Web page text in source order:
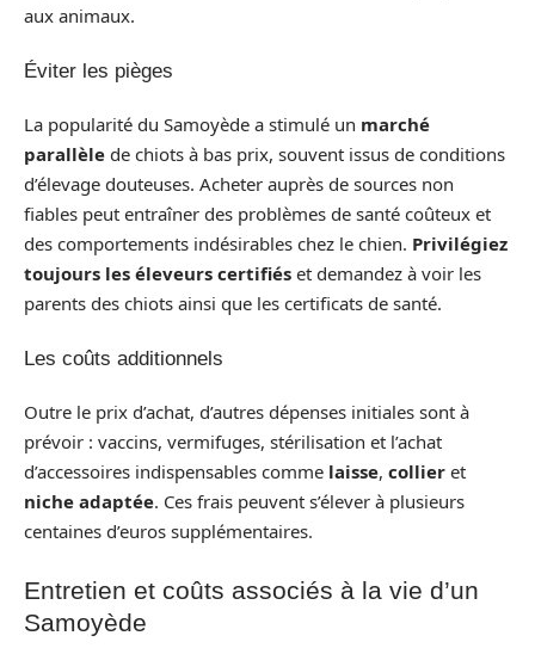
aux animaux.
Éviter les pièges
La popularité du Samoyède a stimulé un marché
parallèle de chiots à bas prix, souvent issus de conditions
d’élevage douteuses. Acheter auprès de sources non
fiables peut entraîner des problèmes de santé coûteux et
des comportements indésirables chez le chien. Privilégiez
toujours les éleveurs certifiés et demandez à voir les
parents des chiots ainsi que les certificats de santé.
Les coûts additionnels
Outre le prix d’achat, d’autres dépenses initiales sont à
prévoir : vaccins, vermifuges, stérilisation et l’achat
d’accessoires indispensables comme laisse, collier et
niche adaptée. Ces frais peuvent s’élever à plusieurs
centaines d’euros supplémentaires.
Entretien et coûts associés à la vie d’un
Samoyède